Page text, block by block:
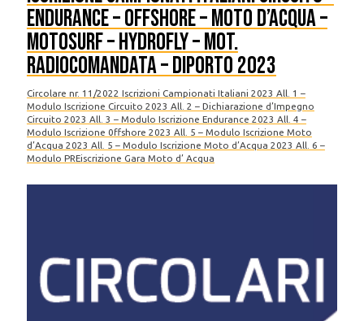
Endurance – Offshore – Moto d’Acqua –
Motosurf – Hydrofly – Mot.
Radiocomandata – Diporto 2023
Circolare nr. 11/2022 Iscrizioni Campionati Italiani 2023 All. 1 –
Modulo Iscrizione Circuito 2023 All. 2 – Dichiarazione d’Impegno
Circuito 2023 All. 3 – Modulo Iscrizione Endurance 2023 All. 4 –
Modulo Iscrizione 0ffshore 2023 All. 5 – Modulo Iscrizione Moto
d’Acqua 2023 All. 5 – Modulo Iscrizione Moto d’Acqua 2023 All. 6 –
Modulo PREiscrizione Gara Moto d’ Acqua